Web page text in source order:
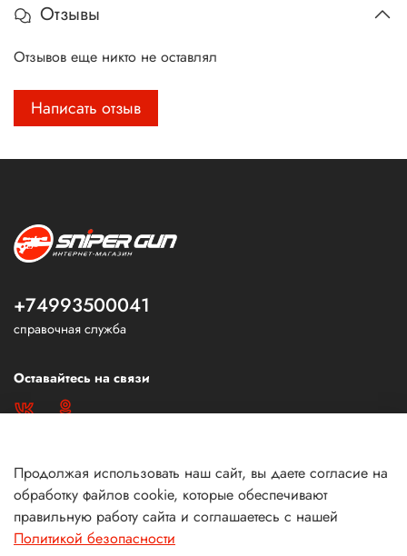
Отзывы
Отзывов еще никто не оставлял
Написать отзыв
+74993500041
справочная служба
Оставайтесь на связи
Продолжая использовать наш сайт, вы даете согласие на
обработку файлов cookie, которые обеспечивают
правильную работу сайта и соглашаетесь с нашей
Политикой безопасности